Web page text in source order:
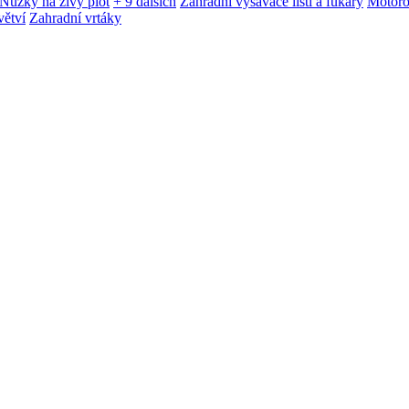
Zahradní vrtáky